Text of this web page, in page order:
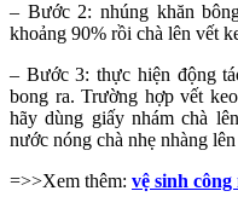
– Bước 2: nhúng khăn
khoảng 90% rồi chà lên vết
– Bước 3: thực hiện động
bong ra. Trường hợp vết
hãy dùng giấy nhám chà
nước nóng chà nhẹ nhàng
=>>Xem thêm: vệ sinh